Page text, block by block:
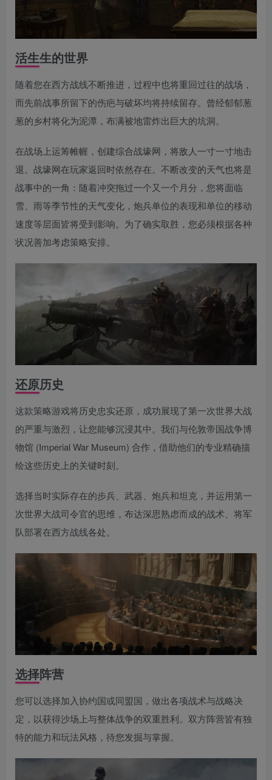
活生生的世界
随着您在西方战线不断推进，过程中也将重回过往的战场，
而先前战事所留下的伤疤与破坏均将持续留存。曾经郁郁葱
葱的乡村将化为泥潭，布满被地雷炸出巨大的坑洞。
在战场上运筹帷幄，创建综合战壕网，将敌人一寸一寸地击
退。战壕网在玩家返回时依然存在。不断改变的天气也将是
战事中的一角：随着冲突拖过一个又一个月分，您将面临
雪、雨等季节性的天气变化，炮兵单位的表现和单位的移动
速度等层面皆将受到影响。为了确实取胜，您必须根据各种
状况善加考虑策略安排。
还原历史
这款策略游戏将历史忠实还原，成功展现了第一次世界大战
的严重与激烈，让您能够沉浸其中。我们与伦敦帝国战争博
物馆 (Imperial War Museum) 合作，借助他们的专业精确描
绘这些历史上的关键时刻。
选择当时实际存在的步兵、武器、炮兵和坦克，并运用第一
次世界大战司令官的思维，布达深思熟虑而成的战术、将军
队部署在西方战线各处。
选择阵营
您可以选择加入协约国或同盟国，做出各项战术与战略决
定，以获得沙场上与整体战争的双重胜利。双方阵营皆有独
特的能力和玩法风格，待您发掘与掌握。